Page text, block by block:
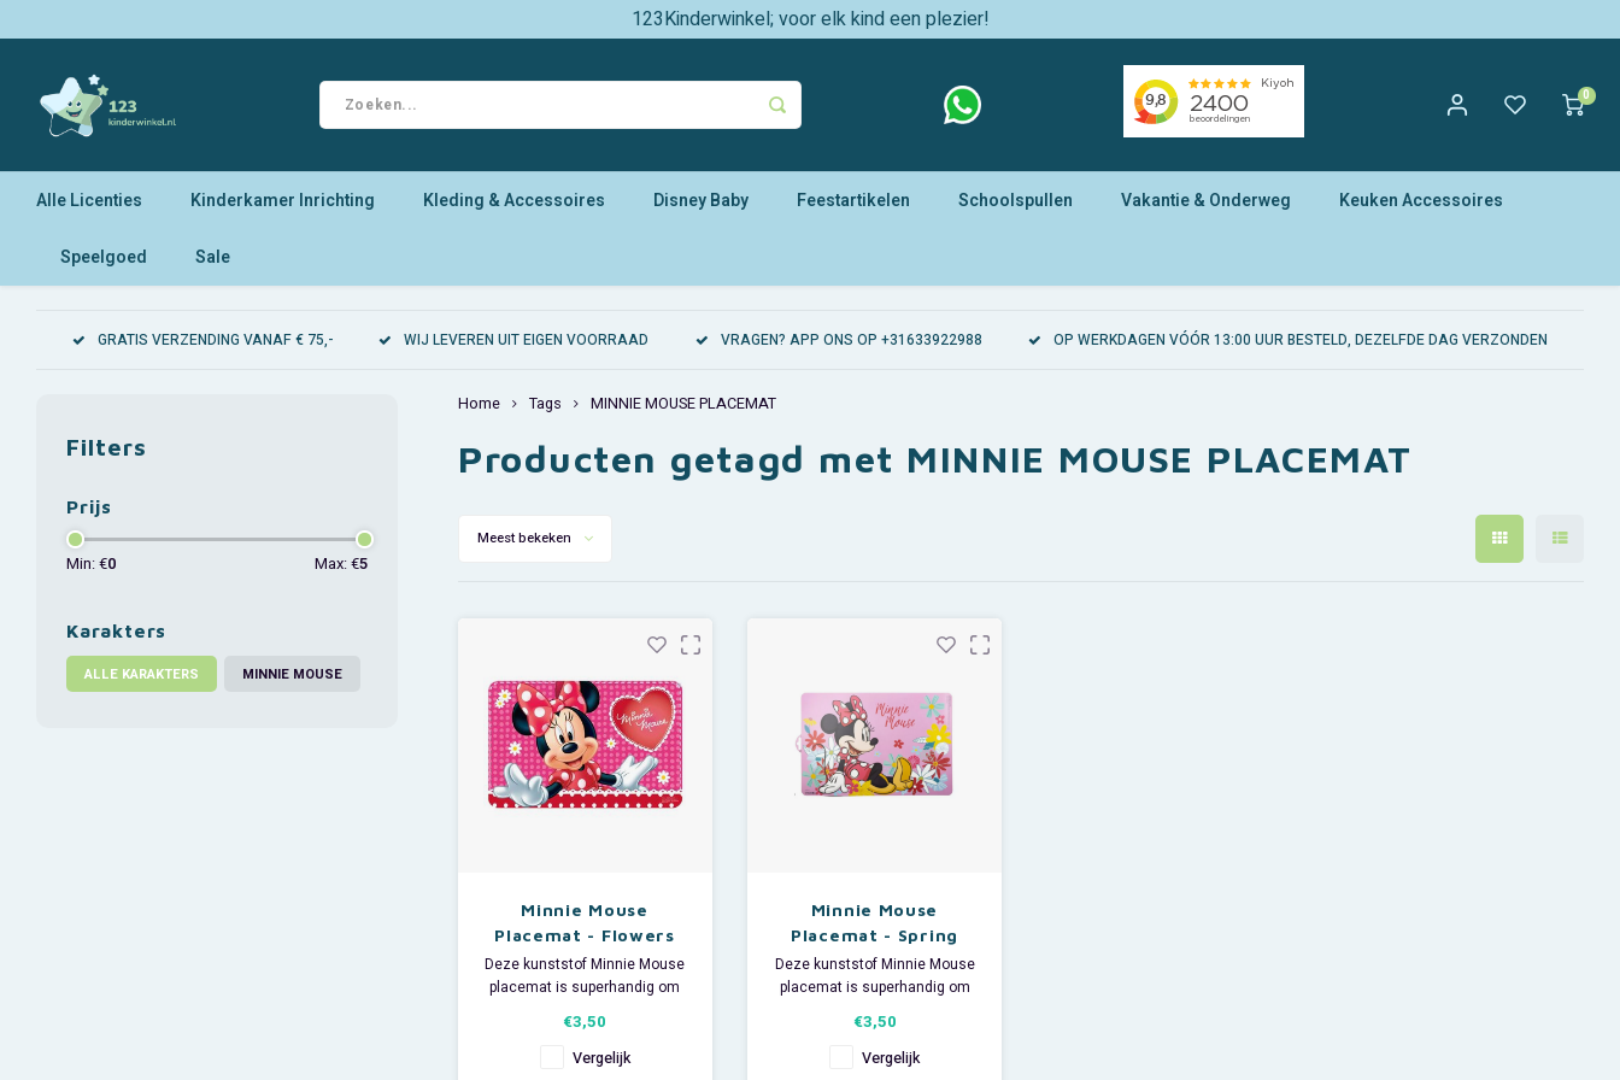
123Kinderwinkel; voor elk kind een plezier!
0
Alle Licenties Kinderkamer Inrichting Kleding & Accessoires Disney Baby Feestartikelen Schoolspullen Vakantie & Onderweg Keuken Accessoires
Speelgoed Sale
GRATIS VERZENDING VANAF € 75,- WIJ LEVEREN UIT EIGEN VOORRAAD VRAGEN? APP ONS OP +31633922988 OP WERKDAGEN VÓÓR 13:00 UUR BESTELD, DEZELFDE DAG VERZONDEN
Filters
Prijs
Min: €0 Max: €5
Karakters
ALLE KARAKTERS MINNIE MOUSE
Home Tags MINNIE MOUSE PLACEMAT
Producten getagd met MINNIE MOUSE PLACEMAT
Meest bekeken
Minnie Mouse
Placemat - Flowers
Deze kunststof Minnie Mouse
placemat is superhandig om
bij je ontbijt, lunch of
avondeten. De stevige plastic
€3,50
Vergelijk
Minnie Mouse
Placemat - Spring
Deze kunststof Minnie Mouse
placemat is superhandig om
bij je ontbijt, lunch of
avondeten. De stevige plastic
€3,50
Vergelijk